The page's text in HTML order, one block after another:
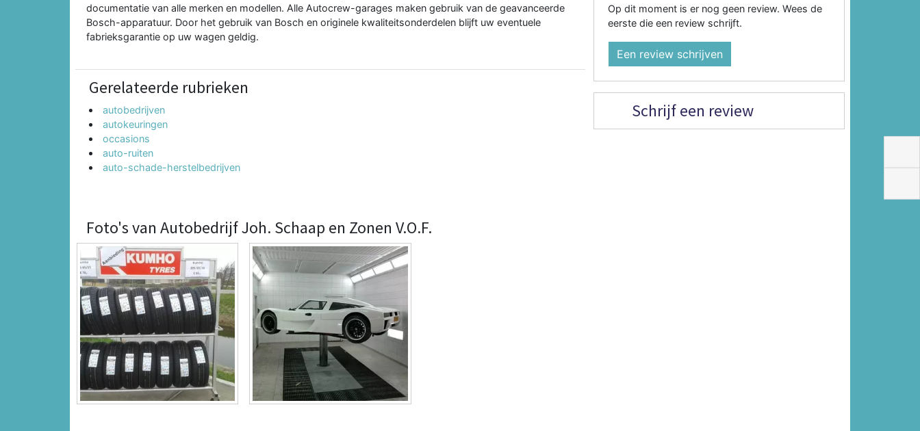
documentatie van alle merken en modellen. Alle Autocrew-garages maken gebruik van de geavanceerde
Bosch-apparatuur. Door het gebruik van Bosch en originele kwaliteitsonderdelen blijft uw eventuele
fabrieksgarantie op uw wagen geldig.
Gerelateerde rubrieken
autobedrijven
autokeuringen
occasions
auto-ruiten
auto-schade-herstelbedrijven
Foto's van Autobedrijf Joh. Schaap en Zonen V.O.F.
Op dit moment is er nog geen review. Wees de
eerste die een review schrijft.
Een review schrijven
Schrijf een review